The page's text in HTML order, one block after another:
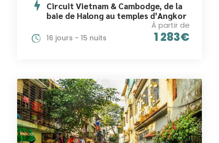
Circuit Vietnam & Cambodge, de la
baie de Halong au temples d’Angkor
À partir de
1 283€
16 jours - 15 nuits